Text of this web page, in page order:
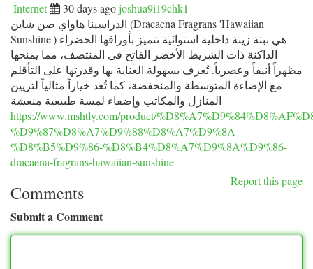
Internet 30 days ago joshua9i19chk1
الدراسينا هاواي صن شاين (Dracaena Fragrans 'Hawaiian
Sunshine') هي نبتة زينة داخلية استوائية تتميز بأوراقها الخضراء
الداكنة ذات الشريط الأخضر الفاتح في المنتصف، مما يمنحها
مظهراً أنيقاً وعصرياً. تُعرف بسهولة العناية بها وقدرتها على التأقلم
مع الإضاءة المتوسطة والمنخفضة، كما تُعد خياراً مثالياً لتزيين
المنازل والمكاتب وإضفاء لمسة طبيعية منعشة
https://www.mshtly.com/product/
%D9%87%D8%A7%D9%88%D8%A7%D9%8A-
%D8%B5%D9%86-%D8%B4%D8%A7%D9%8A%D9%86-
dracaena-fragrans-hawaiian-sunshine
Report this page
Comments
Submit a Comment